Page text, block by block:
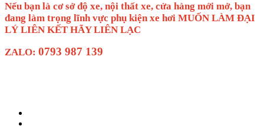
Nếu bạn là cơ sở độ xe, nội thất xe, cửa hàng mới mở, bạn
đang làm trọng lĩnh vực phụ kiện xe hơi MUỐN LÀM ĐẠI
LÝ LIÊN KẾT HÃY LIÊN LẠC
ZALO: 0793 987 139